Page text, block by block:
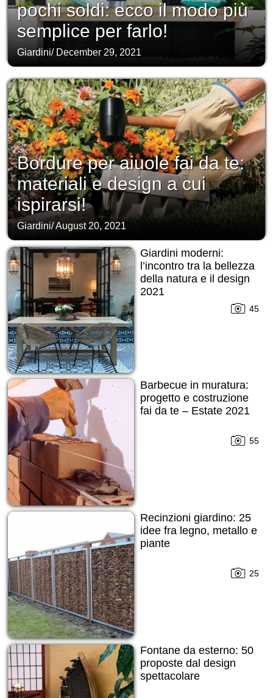
pochi soldi: ecco il modo più
semplice per farlo!
Giardini/ December 29, 2021
Bordure per aiuole fai da te:
materiali e design a cui
ispirarsi!
Giardini/August 20, 2021
Giardini moderni:
l’incontro tra la bellezza
della natura e il design
2021
45
Barbecue in muratura:
progetto e costruzione
fai da te – Estate 2021
55
Recinzioni giardino: 25
idee fra legno, metallo e
piante
25
Fontane da esterno: 50
proposte dal design
spettacolare